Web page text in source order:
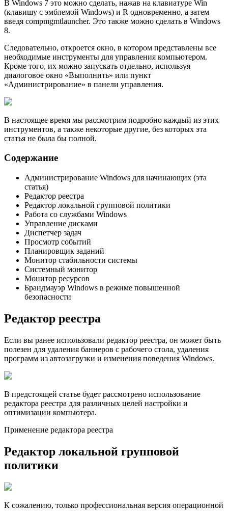
В Windows 7 это можно сделать, нажав на клавиатуре Win
(клавишу с эмблемой Windows) и R одновременно, а затем
введя compmgmtlauncher. Это также можно сделать в Windows
8.
Следовательно, откроется окно, в котором представлены все
необходимые инструменты для управления компьютером.
Кроме того, их можно запускать отдельно, используя
диалоговое окно «Выполнить» или пункт
«Администрирование» в панели управления.
В настоящее время мы рассмотрим подробно каждый из этих
инструментов, а также некоторые другие, без которых эта
статья не была бы полной.
Содержание
Администрирование Windows для начинающих (эта
статья)
Редактор реестра
Редактор локальной групповой политики
Работа со службами Windows
Управление дисками
Диспетчер задач
Просмотр событий
Планировщик заданий
Монитор стабильности системы
Системный монитор
Монитор ресурсов
Брандмауэр Windows в режиме повышенной
безопасности
Редактор реестра
Если вы ранее использовали редактор реестра, он может быть
полезен для удаления баннеров с рабочего стола, удаления
программ из автозагрузки и изменения поведения Windows.
В предстоящей статье будет рассмотрено использование
редактора реестра для различных целей настройки и
оптимизации компьютера.
Применение редактора реестра
Редактор локальной групповой
политики
К сожалению, только профессиональная версия операционной